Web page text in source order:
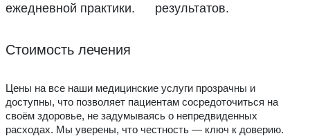
ежедневной практики.
результатов.
Стоимость лечения
Цены на все наши медицинские услуги прозрачны и
доступны, что позволяет пациентам сосредоточиться на
своём здоровье, не задумываясь о непредвиденных
расходах. Мы уверены, что честность — ключ к доверию.